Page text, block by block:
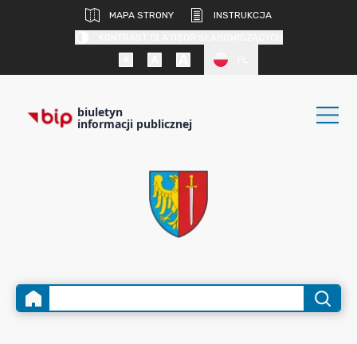
MAPA STRONY
INSTRUKCJA
biuletyn
informacji publicznej